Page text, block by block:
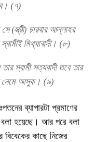
(৭)
(স্ত্রী) চারবার আল্লাহর
মিথ্যাবাদী। (৮)
স্বামী সত্যবাদী তবে তার
নেমে আসুক। (৯)
ব্যাপারটা প্রমাণের
বলা হয়েছে। আর পরে বলা
কাছে নিজের